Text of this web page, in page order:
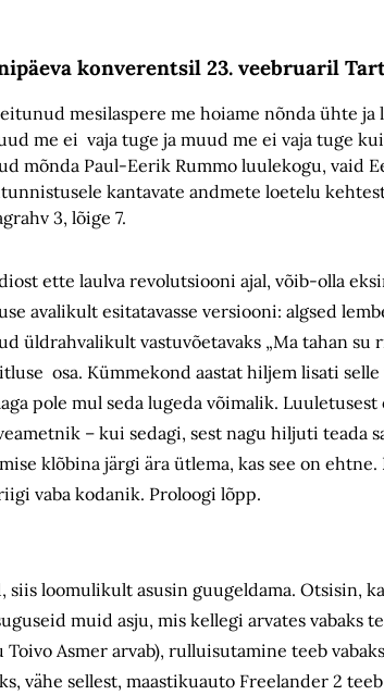
konverentsil 23. veebruaril
mesilaspere me hoiame nõnda ühte ja
me ei vaja tuge ja muud me ei vaja tuge
mõnda Paul-Eerik Rummo luulekogu, vaid
kantavate andmete loetelu
3, lõige 7.
ette laulva revolutsiooni ajal, võib-olla
avalikult esitatavasse versiooni: algsed
üldrahvalikult vastuvõetavaks „Ma tahan
osa. Kümmekond aastat hiljem lisati
pole mul seda lugeda võimalik.
– kui sedagi, sest nagu hiljuti
klõbina järgi ära ütlema, kas see on
vaba kodanik. Proloogi lõpp.
siis loomulikult asusin guugeldama. Otsisin,
muid asju, mis kellegi arvates vabaks
Asmer arvab), rulluisutamine teeb
vähe sellest, maastikuauto Freelander 2